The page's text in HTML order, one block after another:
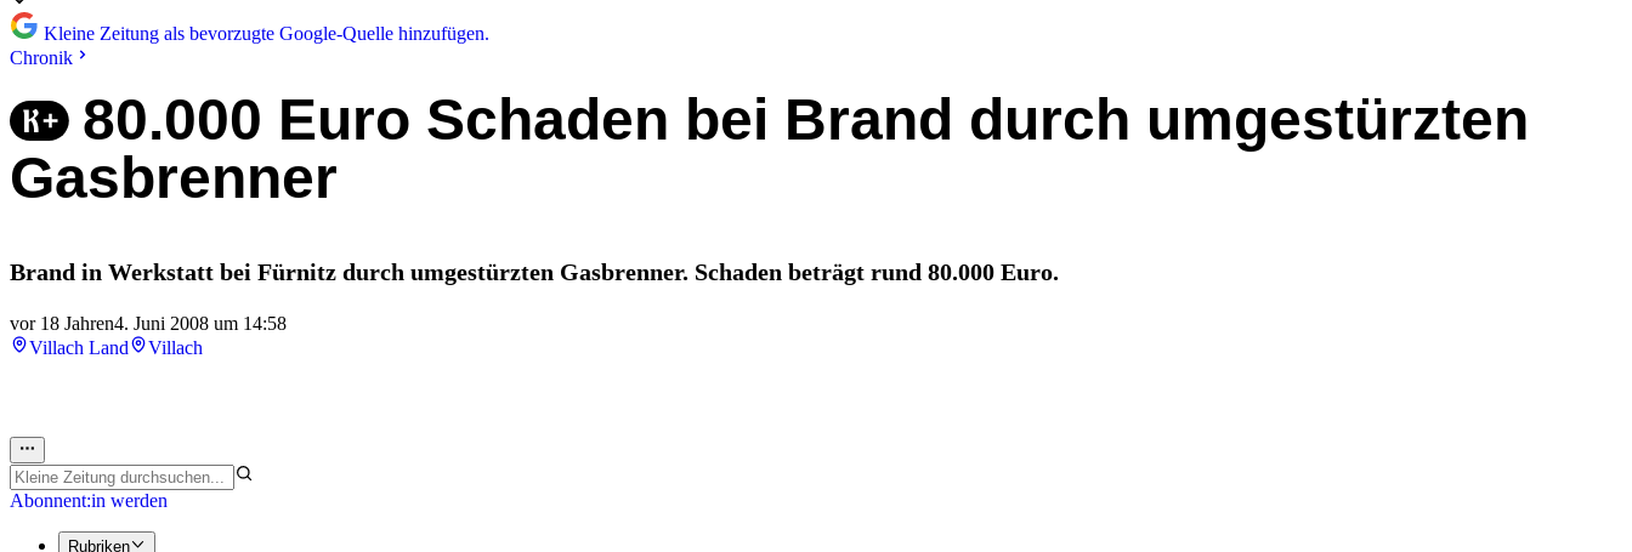
Kleine Zeitung als bevorzugte Google-Quelle hinzufügen.
Chronik
80.000 Euro Schaden bei Brand durch umgestürzten
Gasbrenner
Brand in Werkstatt bei Fürnitz durch umgestürzten Gasbrenner. Schaden beträgt rund 80.000 Euro.
vor 18 Jahren4. Juni 2008 um 14:58
Villach Land
Villach
Abonnent:in werden
Rubriken